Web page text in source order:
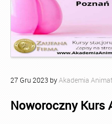
27 Gru 2023 byAkademia
Noworoczny Kurs